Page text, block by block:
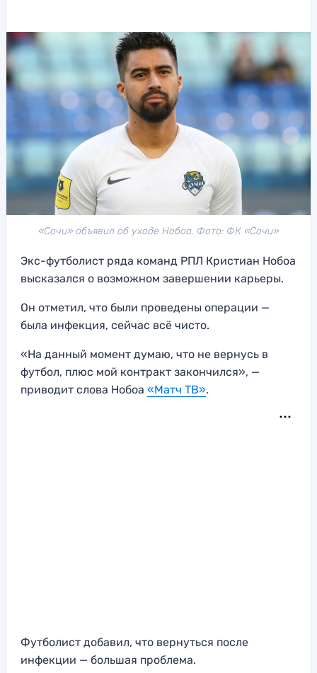
«Сочи» объявил об уходе Нобоа. Фото: ФК «Сочи»
Экс-футболист ряда команд РПЛ Кристиан Нобоа
высказался о возможном завершении карьеры.
Он отметил, что были проведены операции —
была инфекция, сейчас всё чисто.
«На данный момент думаю, что не вернусь в
футбол, плюс мой контракт закончился», —
приводит слова Нобоа «Матч ТВ».
Футболист добавил, что вернуться после
инфекции — большая проблема.